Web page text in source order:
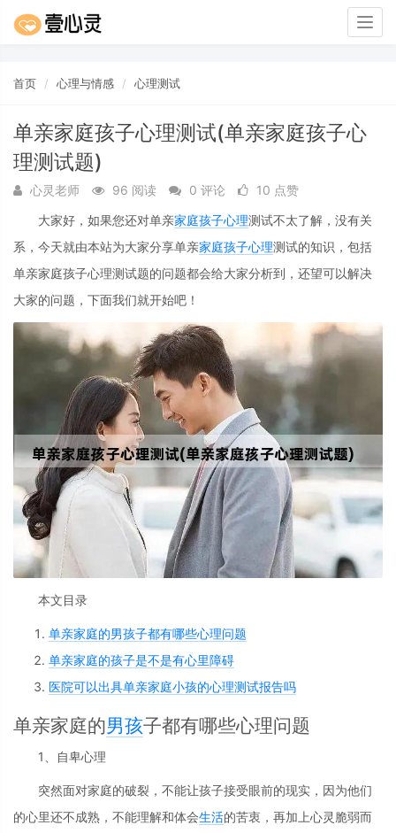
首页 心理与情感 心理测试
单亲家庭孩子心理测试(单亲家庭孩子心
理测试题)
心灵老师 96 阅读 0 评论
10 点赞
大家好，如果您还对单亲家庭孩子心理测试不太了解，没有关
系，今天就由本站为大家分享单亲家庭孩子心理测试的知识，包括
单亲家庭孩子心理测试题的问题都会给大家分析到，还望可以解决
大家的问题，下面我们就开始吧！
本文目录
单亲家庭的男孩子都有哪些心理问题
单亲家庭的孩子是不是有心里障碍
医院可以出具单亲家庭小孩的心理测试报告吗
单亲家庭的男孩子都有哪些心理问题
1、自卑心理
突然面对家庭的破裂，不能让孩子接受眼前的现实，因为他们
的心里还不成熟，不能理解和体会生活的苦衷，再加上心灵脆弱而